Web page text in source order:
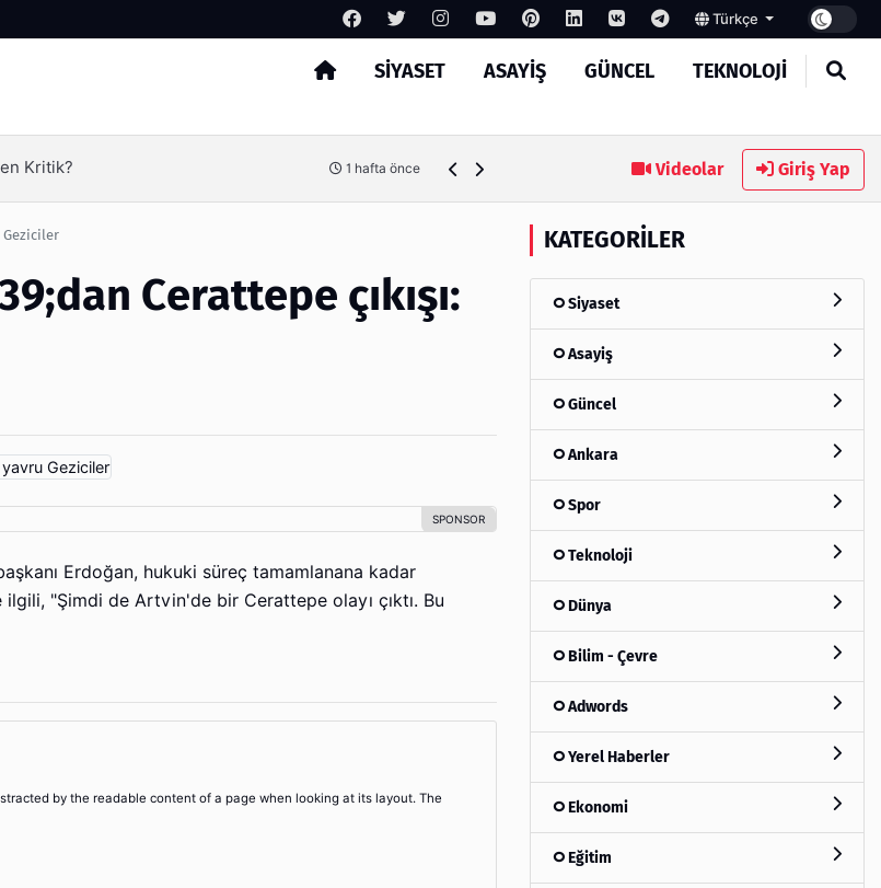
Türkçe
SIYASET ASAYIŞ GÜNCEL TEKNOLOJI
Arama
Kritik? 1 hafta önce Ambalaj Süreçlerinde Yeni Nesil Verimliliği Olimpack ile
Videolar Giriş Yap
Geziciler
Cerattepe çıkışı:
Erdoğan, hukuki süreç tamamlanana kadar
"Şimdi de Artvin'de bir Cerattepe olayı çıktı. Bu
by the readable content of a page when looking at its layout. The
KATEGORILER
Siyaset
Asayiş
Güncel
Ankara
Spor
Teknoloji
Dünya
Bilim - Çevre
Adwords
Yerel Haberler
Ekonomi
Eğitim